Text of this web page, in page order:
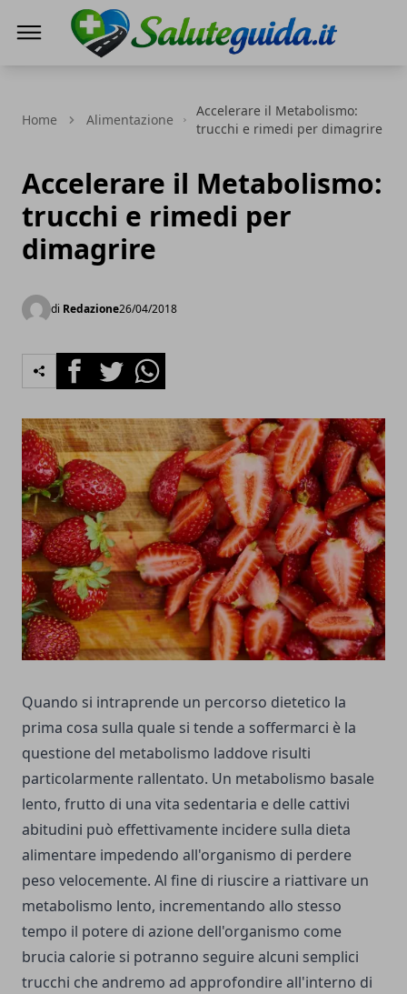
Home Alimentazione
Accelerare il Metabolismo:
trucchi e rimedi per dimagrire
Accelerare il Metabolismo:
trucchi e rimedi per
dimagrire
di Redazione26/04/2018
FacebookTwitterWhatsapp
Quando si intraprende un percorso dietetico la
prima cosa sulla quale si tende a soffermarci è la
questione del metabolismo laddove risulti
particolarmente rallentato. Un metabolismo basale
lento, frutto di una vita sedentaria e delle cattivi
abitudini può effettivamente incidere sulla dieta
alimentare impedendo all'organismo di perdere
peso velocemente. Al fine di riuscire a riattivare un
metabolismo lento, incrementando allo stesso
tempo il potere di azione dell'organismo come
brucia calorie si potranno seguire alcuni semplici
trucchi che andremo ad approfondire all'interno di